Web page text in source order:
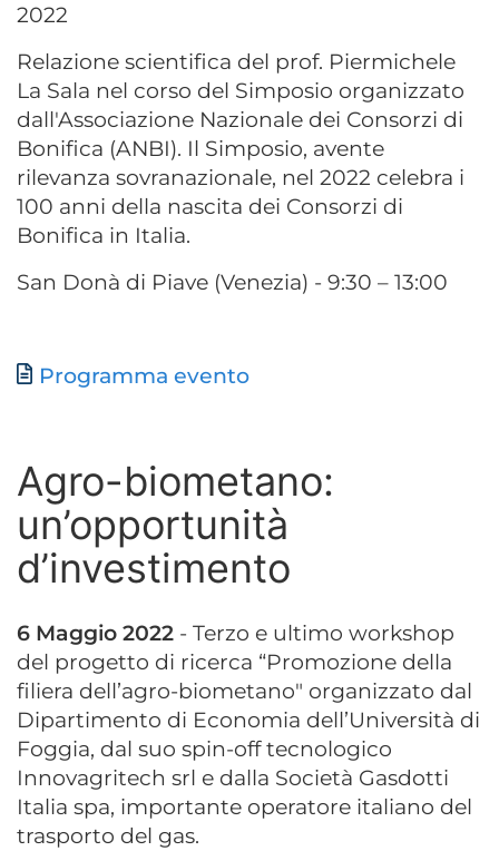
2022
Relazione scientifica del prof. Piermichele
La Sala nel corso del Simposio organizzato
dall'Associazione Nazionale dei Consorzi di
Bonifica (ANBI). Il Simposio, avente
rilevanza sovranazionale, nel 2022 celebra i
100 anni della nascita dei Consorzi di
Bonifica in Italia.
San Donà di Piave (Venezia) - 9:30 – 13:00
Documento
Programma evento
Agro-biometano:
un’opportunità
d’investimento
6 Maggio 2022 - Terzo e ultimo workshop
del progetto di ricerca “Promozione della
filiera dell’agro-biometano" organizzato dal
Dipartimento di Economia dell’Università di
Foggia, dal suo spin-off tecnologico
Innovagritech srl e dalla Società Gasdotti
Italia spa, importante operatore italiano del
trasporto del gas.